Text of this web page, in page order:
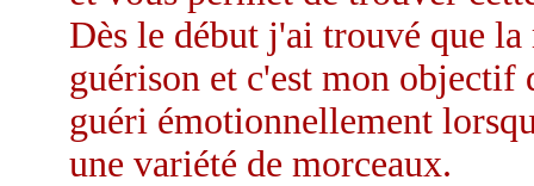
Dès le début j'ai trouvé que
guérison et c'est mon objectif
guéri émotionnellement
une variété de morceaux.